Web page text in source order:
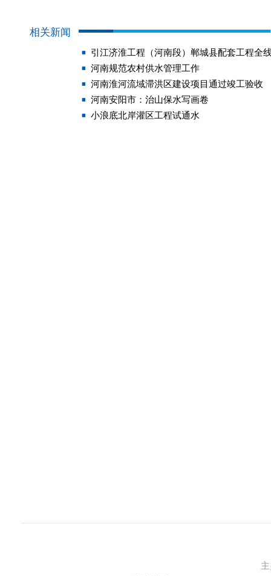
相关新闻
引江济淮工程（河南段）郸城县配套工程全
河南规范农村供水管理工作
河南淮河流域滞洪区建设项目通过竣工验收
河南安阳市：治山保水写画卷
小浪底北岸灌区工程试通水